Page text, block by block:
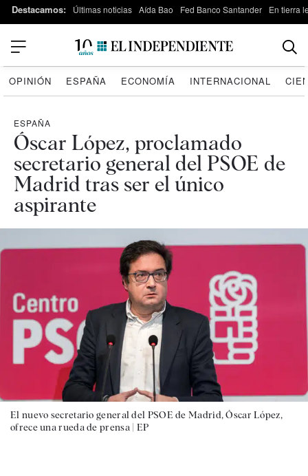
Destacamos: Últimas noticias Aída Bao Fed Banco Santander En tierra
OPINIÓN ESPAÑA ECONOMÍA INTERNACIONAL
ESPAÑA
Óscar López, proclamado
secretario general del PSOE de
Madrid tras ser el único
aspirante
El nuevo secretario general del PSOE de Madrid, Óscar López,
ofrece una rueda de prensa | EP